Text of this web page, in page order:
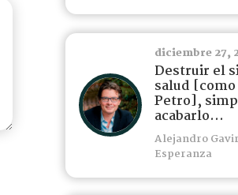
diciembre 27,
Destruir el
salud
Petro],
acabarlo...
Alejandro
Esperanza